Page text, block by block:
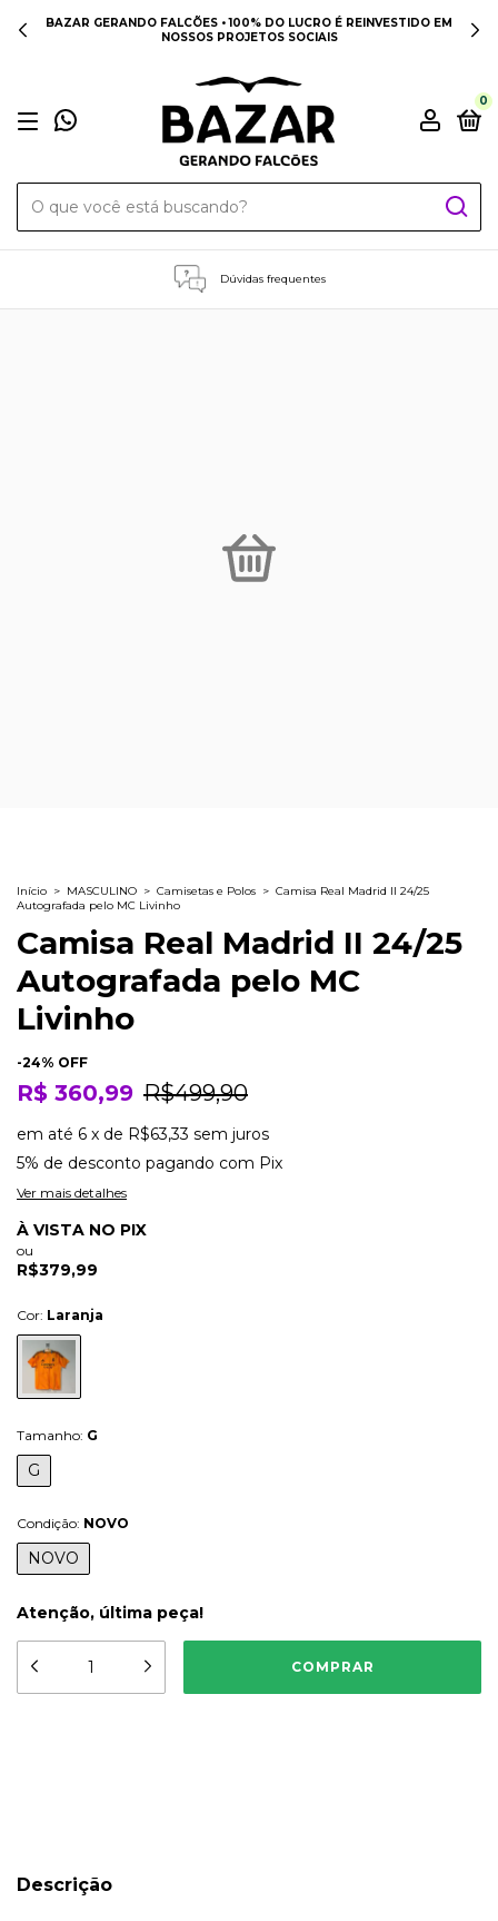
BAZAR GERANDO FALCÕES • 100% DO LUCRO É REINVESTIDO EM
NOSSOS PROJETOS SOCIAIS
0
Dúvidas frequentes
Início > MASCULINO > Camisetas e Polos > Camisa Real Madrid II 24/25
Autografada pelo MC Livinho
Camisa Real Madrid II 24/25
Autografada pelo MC
Livinho
-24% OFF
R$ 360,99 R$499,90
em até 6 x de R$63,33 sem juros
5% de desconto pagando com Pix
Ver mais detalhes
À VISTA NO PIX
ou
R$379,99
Cor: Laranja
Tamanho: G
G
Condição: NOVO
NOVO
Atenção, última peça!
Descrição